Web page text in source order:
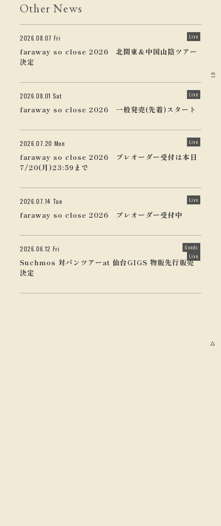
01
Other News
2026.08.07 Fri Live
faraway so close 2026 北関東＆中国山陰ツアー
決定
2026.08.01 Sat Live
faraway so close 2026 一般発売(先着)スタート
2026.07.20 Mon Live
faraway so close 2026 プレオーダー受付は本日
7/20(月)23:59まで
2026.07.14 Tue Live
faraway so close 2026 プレオーダー受付中
2026.06.12 Fri
Goods
Live
Suchmos 対バンツアーat 仙台GIGS 物販先行販売
決定